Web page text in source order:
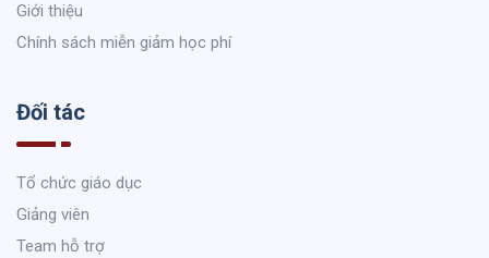
Giới thiệu
Chính sách miễn giảm học phí
Đối tác
Tổ chức giáo dục
Giảng viên
Team hỗ trợ